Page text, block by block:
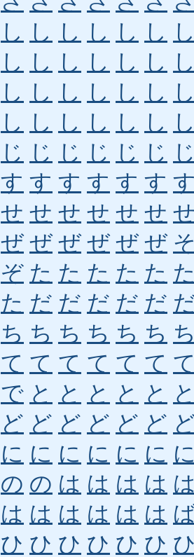
し し し し し し
し し し し し し
し し し し し し
し し し し し し
じ じ じ じ じ じ
す す す す す す
せ せ せ せ せ せ
ぜ ぜ ぜ ぜ ぜ ぜ
ぞ た た た た た
た だ だ だ だ だ
ち ち ち ち ち ち
て て て て て て
で と と と と と
ど ど ど ど ど ど
に に に に に に
の の は は は は
は は は は は は
ひ ひ ひ ひ ひ ひ